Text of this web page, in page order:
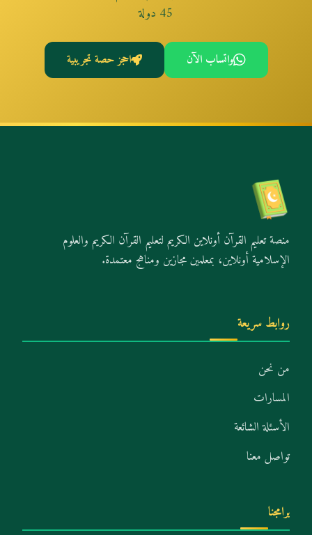
45 دولة
واتساب الآن احجز حصة تجريبية
منصة تعليم القرآن أونلاين الكريم لتعليم القرآن الكريم والعلوم
الإسلامية أونلاين، بمعلمين مجازين ومناهج معتمدة.
روابط سريعة
من نحن
المسارات
الأسئلة الشائعة
تواصل معنا
برامجنا